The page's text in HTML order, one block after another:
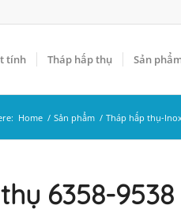
tính Tháp hấp thụ Sản
Home / Sản phẩm / Tháp hấp thụ-
6358-